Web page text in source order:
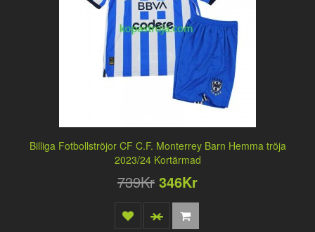
Billiga Fotbollströjor CF C.F. Monterrey Barn Hemma tröja
2023/24 Kortärmad
739Kr 346Kr